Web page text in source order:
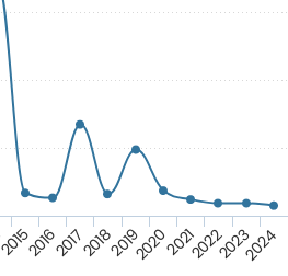
201620172018201920202021202220232024